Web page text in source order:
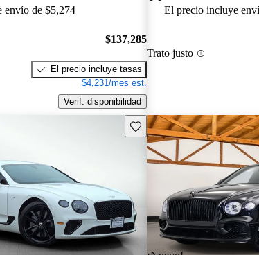
envío de $5,274
$137,285
El precio incluye tasas
$4,231/mes est.
Verif. disponibilidad
El precio incluye
Trato justo
Guarda este Aviso